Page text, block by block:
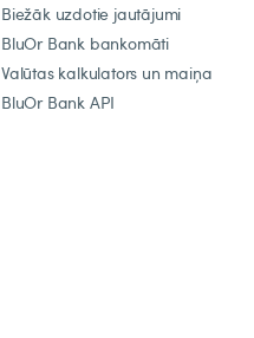
Biežāk uzdotie jautājumi
BluOr Bank bankomāti
Valūtas kalkulators un maiņa
BluOr Bank API